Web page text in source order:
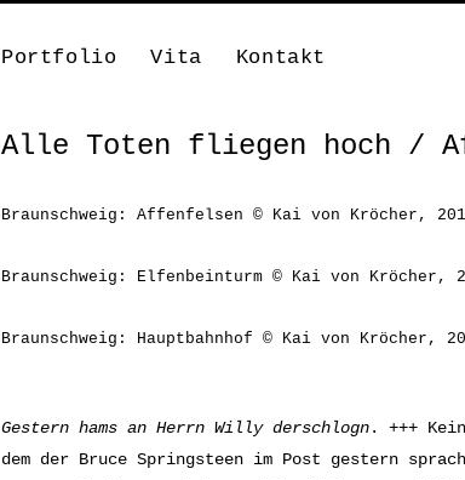
Portfolio Vita Kontakt
Alle Toten fliegen hoch /
Braunschweig: Affenfelsen © Kai von Kröcher,
Braunschweig: Elfenbeinturm © Kai von Kröcher,
Braunschweig: Hauptbahnhof © Kai von Kröcher,
Gestern hams an Herrn Willy derschlogn. +++
dem der Bruce Springsteen im Post gestern